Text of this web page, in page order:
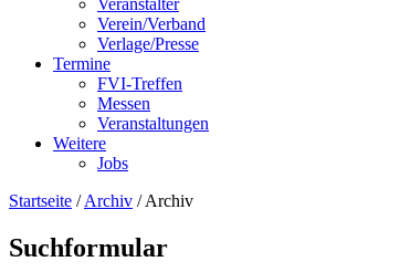
Veranstalter
Verein/Verband
Verlage/Presse
Termine
FVI-Treffen
Messen
Veranstaltungen
Weitere
Jobs
Startseite /Archiv /Archiv
Suchformular